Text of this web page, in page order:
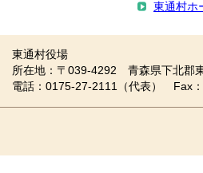
東通村ホ
東通村役場
所在地：〒039-4292 青森県下北郡
電話：0175-27-2111（代表） Fax